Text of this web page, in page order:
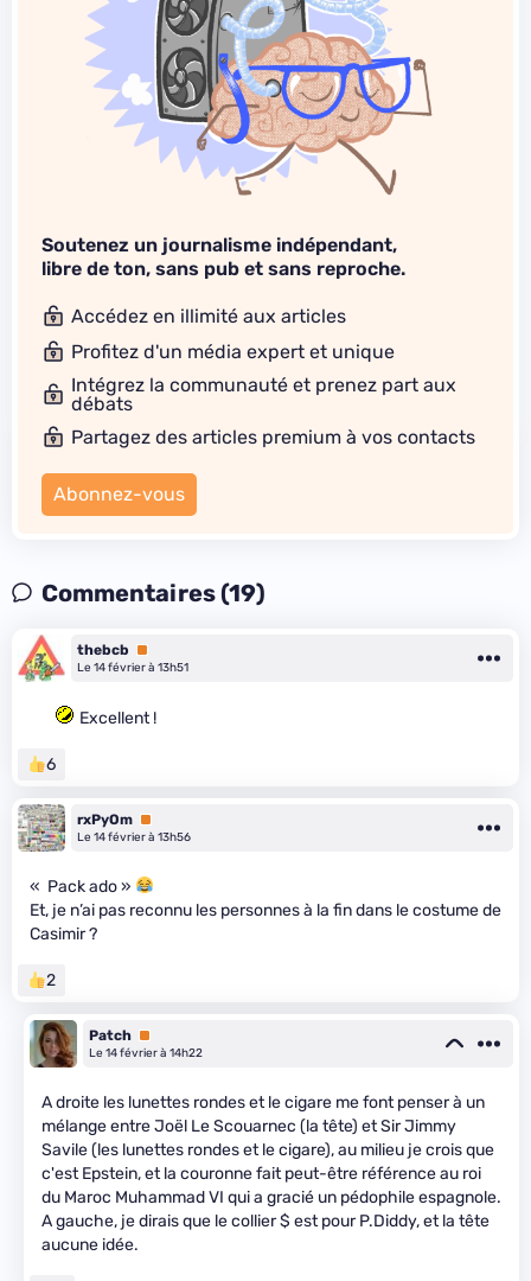
Soutenez un journalisme indépendant,
libre de ton, sans pub et sans reproche.
Accédez en illimité aux articles
Profitez d'un média expert et unique
Intégrez la communauté et prenez part aux
débats
Partagez des articles premium à vos contacts
Abonnez-vous
Commentaires (19)
thebcb
Premium
Le 14 février à 13h51
Excellent !
6
rxPyOm Premium
Le 14 février à 13h56
« Pack ado »
Et, je n’ai pas reconnu les personnes à la fin dans le costume de
Casimir ?
2
Patch Premium
Le 14 février à 14h22
A droite les lunettes rondes et le cigare me font penser à un
mélange entre Joël Le Scouarnec (la tête) et Sir Jimmy
Savile (les lunettes rondes et le cigare), au milieu je crois que
c'est Epstein, et la couronne fait peut-être référence au roi
du Maroc Muhammad VI qui a gracié un pédophile espagnole.
A gauche, je dirais que le collier $ est pour P.Diddy, et la tête
aucune idée.